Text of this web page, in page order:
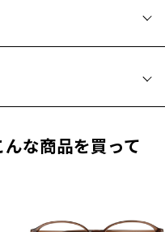
はこちら
金を知りたい方へ
保証
券」をお選びのうえ、
買い求めください。
レンズ交換券」はお選び
な商品を買って